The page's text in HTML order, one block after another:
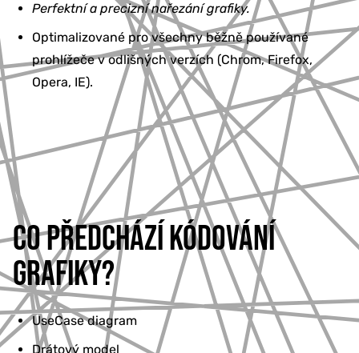
Perfektní a precizní nařezání grafiky.
Optimalizované pro všechny běžně používané
prohlížeče v odlišných verzích (Chrom, Firefox,
Opera, IE).
CO PŘEDCHÁZÍ KÓDOVÁNÍ
GRAFIKY?
UseCase diagram
Drátový model